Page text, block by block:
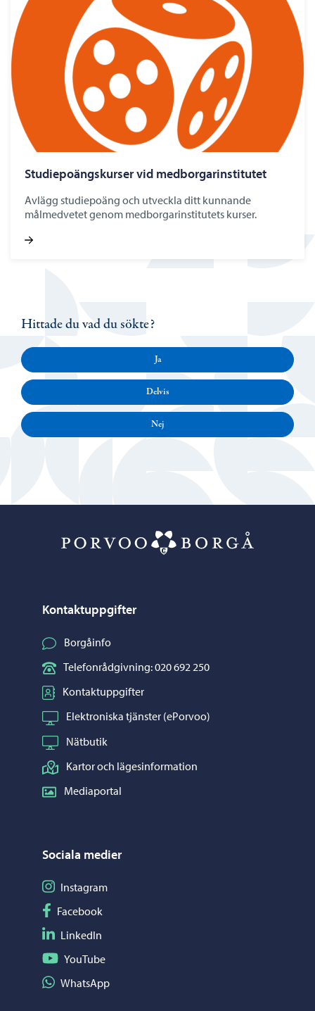
Studiepoängskurser vid medborgarinstitutet
Avlägg studiepoäng och utveckla ditt kunnande
målmedvetet genom medborgarinstitutets kurser.
Hittade du vad du sökte?
Ja
Delvis
Nej
Kontaktuppgifter
Borgåinfo
Telefonrådgivning: 020 692 250
Kontaktuppgifter
Elektroniska tjänster (ePorvoo)
Nätbutik
Kartor och lägesinformation
Mediaportal
Sociala medier
Följ på Instagram
Instagram
Följ på Facebook
Facebook
Följ på LinkedIn
LinkedIn
Följ på YouTube
YouTube
Dela på WhatsApp
WhatsApp